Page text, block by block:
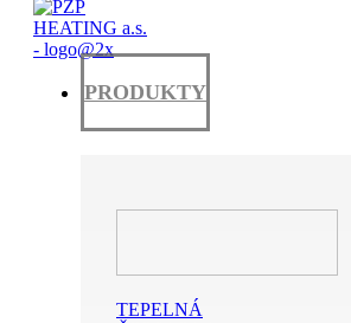
PRODUKTY
TEPELNÁ